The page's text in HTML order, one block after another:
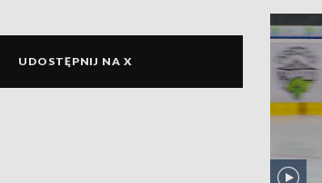
UDOSTĘPNIJ NA X